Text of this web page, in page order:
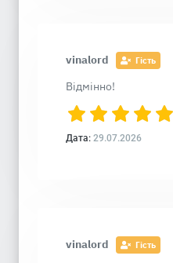
vinalord Гість
Відмінно!
Дата: 29.07.2026
vinalord Гість